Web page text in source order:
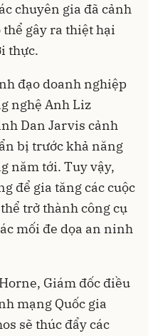
chuyên gia đã cảnh
gây ra thiệt hại
thực.
đạo doanh nghiệp
nghệ Anh Liz
Dan Jarvis cảnh
bị trước khả năng
năm tới. Tuy vậy,
để gia tăng các cuộc
trở thành công cụ
mối đe dọa an ninh
Giám đốc điều
mạng Quốc gia
sẽ thúc đẩy các